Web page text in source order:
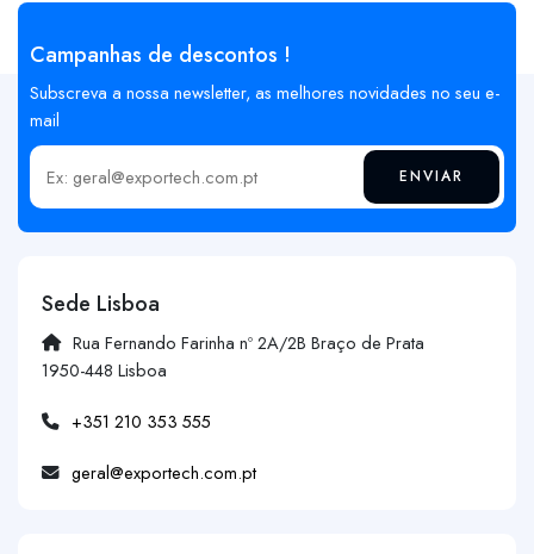
Campanhas de descontos !
Subscreva a nossa newsletter, as melhores novidades no seu e-
mail
Insira o seu email ENVIAR
Sede Lisboa
Rua Fernando Farinha nº 2A/2B Braço de Prata
1950-448 Lisboa
+351 210 353 555
geral@exportech.com.pt